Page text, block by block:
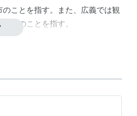
ことを指す。また、広義では観
域のことを指す。